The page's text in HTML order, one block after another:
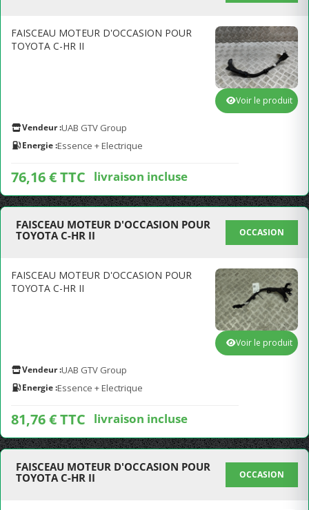
FAISCEAU MOTEUR D'OCCASION POUR
TOYOTA C-HR II
Vendeur :UAB GTV Group
Energie :Essence + Electrique
76,16 € TTC livraison incluse
Voir le produit
FAISCEAU MOTEUR D'OCCASION POUR
TOYOTA C-HR II
OCCASION
FAISCEAU MOTEUR D'OCCASION POUR
TOYOTA C-HR II
Vendeur :UAB GTV Group
Energie :Essence + Electrique
81,76 € TTC livraison incluse
Voir le produit
FAISCEAU MOTEUR D'OCCASION POUR
TOYOTA C-HR II
OCCASION